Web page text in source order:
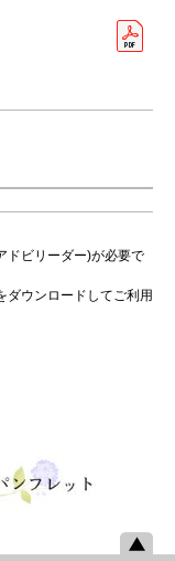
ドビリーダー)が必要で
ダウンロードしてご利用